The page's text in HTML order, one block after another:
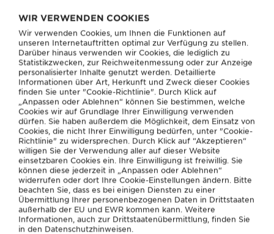
bevorstehende Belastung vorzubereiten.
WIR VERWENDEN COOKIES
Wir verwenden Cookies, um Ihnen die Funktionen auf
unseren Internetauftritten optimal zur Verfügung zu stellen.
Darüber hinaus verwenden wir Cookies, die lediglich zu
Statistikzwecken, zur Reichweitenmessung oder zur Anzeige
personalisierter Inhalte genutzt werden. Detaillierte
Informationen über Art, Herkunft und Zweck dieser Cookies
finden Sie unter "Cookie-Richtlinie". Durch Klick auf
„Anpassen oder Ablehnen“ können Sie bestimmen, welche
Cookies wir auf Grundlage Ihrer Einwilligung verwenden
dürfen. Sie haben außerdem die Möglichkeit, dem Einsatz von
Cookies, die nicht Ihrer Einwilligung bedürfen, unter "Cookie-
Richtlinie" zu widersprechen. Durch Klick auf “Akzeptieren“
willigen Sie der Verwendung aller auf dieser Website
einsetzbaren Cookies ein. Ihre Einwilligung ist freiwillig. Sie
können diese jederzeit in „Anpassen oder Ablehnen“
widerrufen oder dort Ihre Cookie-Einstellungen ändern. Bitte
beachten Sie, dass es bei einigen Diensten zu einer
Übermittlung Ihrer personenbezogenen Daten in Drittstaaten
außerhalb der EU und EWR kommen kann. Weitere
Informationen, auch zur Drittstaatenübermittlung, finden Sie
in den Datenschutzhinweisen.